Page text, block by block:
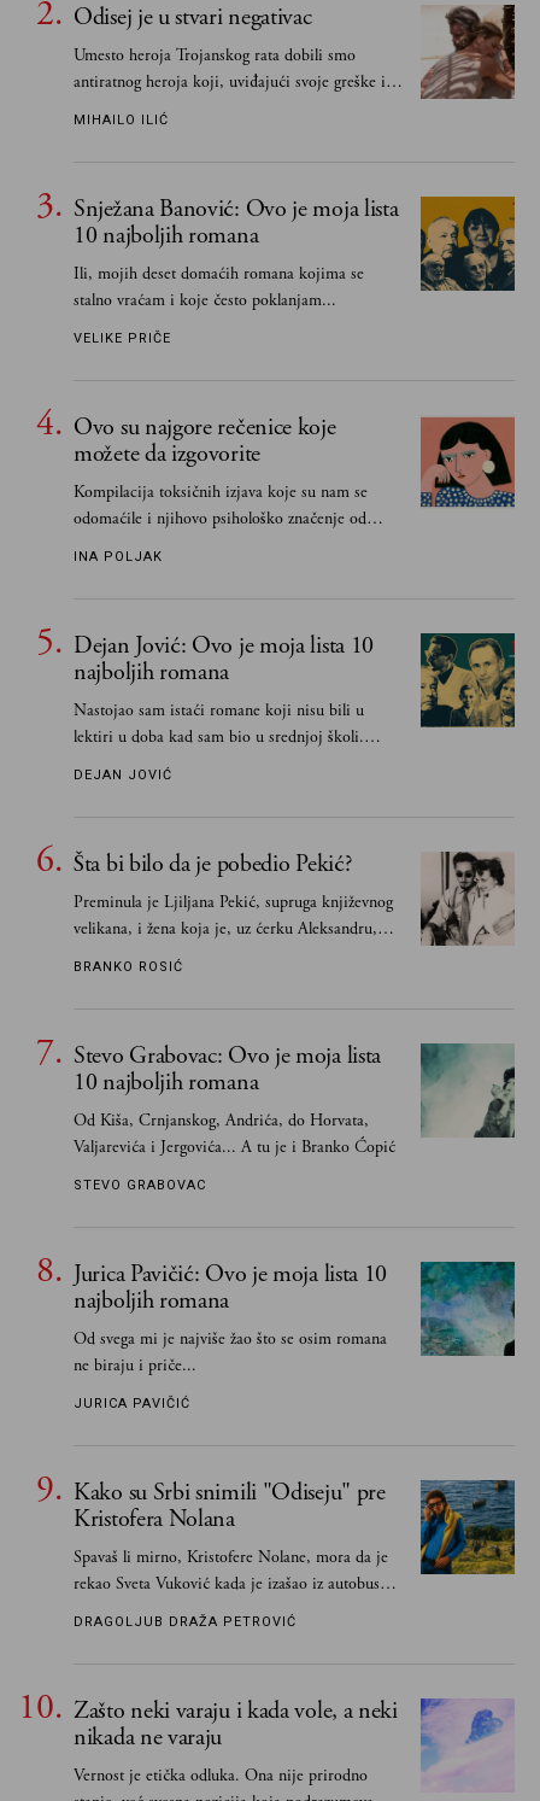
Odisej je u stvari negativac
Umesto heroja Trojanskog rata dobili smo
antiratnog heroja koji, uviđajući svoje greške i
učeći na njima, shvata da postoje stvari koje su
MIHAILO ILIĆ
Snježana Banović: Ovo je moja lista
10 najboljih romana
Ili, mojih deset domaćih romana kojima se
stalno vraćam i koje često poklanjam...
VELIKE PRIČE
Ovo su najgore rečenice koje
možete da izgovorite
Kompilacija toksičnih izjava koje su nam se
odomaćile i njihovo psihološko značenje od
INA POLJAK
Dejan Jović: Ovo je moja lista 10
najboljih romana
Nastojao sam istaći romane koji nisu bili u
lektiri u doba kad sam bio u srednjoj školi.
Smatrao sam da su "klasici" već dovoljno
DEJAN JOVIĆ
Šta bi bilo da je pobedio Pekić?
Preminula je Ljiljana Pekić, supruga književnog
velikana, i žena koja je, uz ćerku Aleksandru,
vodila računa o zaostavštini pisca. Ovu priču o
poznavale
BRANKO ROSIĆ
Stevo Grabovac: Ovo je moja lista
10 najboljih romana
Od Kiša, Crnjanskog, Andrića, do Horvata,
Valjarevića i Jergovića... A tu je i Branko Ćopić
STEVO GRABOVAC
Jurica Pavičić: Ovo je moja lista 10
najboljih romana
Od svega mi je najviše žao što se osim romana
ne biraju i priče...
JURICA PAVIČIĆ
Kako su Srbi snimili "Odiseju" pre
Kristofera Nolana
Spavaš li mirno, Kristofere Nolane, mora da je
rekao Sveta Vuković kada je izašao iz autobusa i
čim je stigao kući pozvao Vojkana
DRAGOLJUB DRAŽA PETROVIĆ
Zašto neki varaju i kada vole, a neki
nikada ne varaju
Vernost je etička odluka. Ona nije prirodno